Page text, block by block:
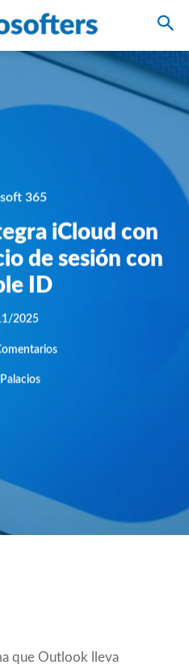
365
iCloud con
de sesión con
ID
2025
que Outlook lleva